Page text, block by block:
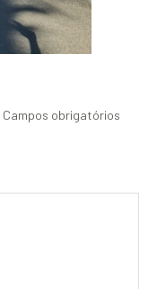
Campos obrigatórios